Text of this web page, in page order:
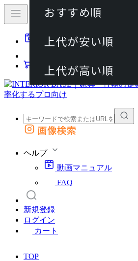
動画マニュアル
カート
外部サイトの商品をカートに追加
画像検索
ヘルプ
動画マニュアル
FAQ
新規登録
ログイン
カート
TOP
おすすめ順
上代が安い順
上代が高い順